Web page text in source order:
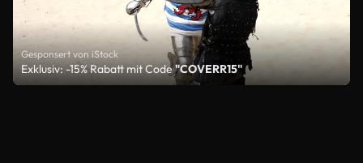
Gesponsert von iStock
Exklusiv: -15% Rabatt mit Code"COVERR15"